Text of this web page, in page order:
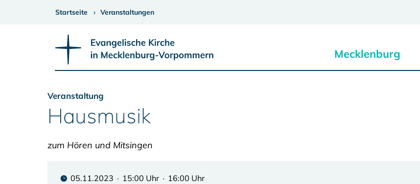
Startseite Veranstaltungen
Mecklenburg
Veranstaltung
Hausmusik
zum Hören und Mitsingen
05.11.2023 · 15:00 Uhr · 16:00 Uhr